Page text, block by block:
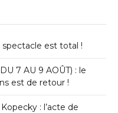
spectacle est total !
7 AU 9 AOÛT) : le
est de retour !
: l’acte de